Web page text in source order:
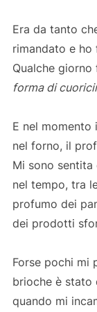
Era da tanto
rimandato e ho
Qualche
forma di
E nel momento
nel forno, il
Mi sono
nel tempo, tra
profumo dei
dei prodotti
Forse pochi mi
brioche è stato
quando mi